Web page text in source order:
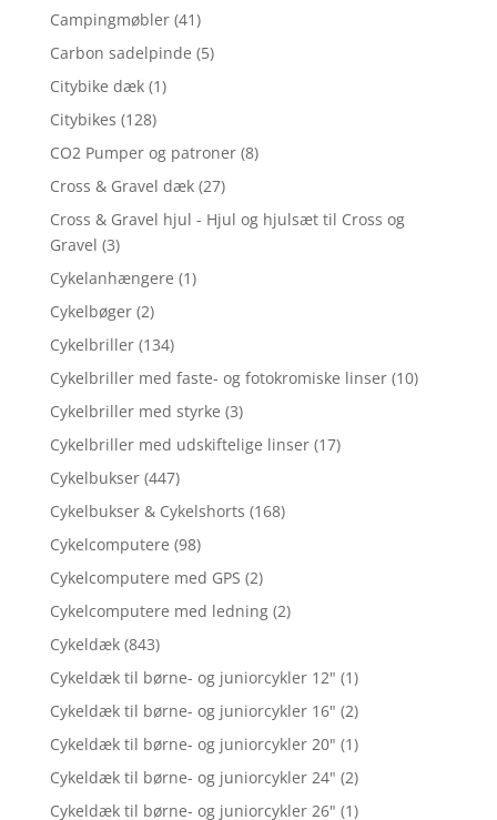
Campingmøbler (41)
Carbon sadelpinde (5)
Citybike dæk (1)
Citybikes (128)
CO2 Pumper og patroner (8)
Cross & Gravel dæk (27)
Cross & Gravel hjul - Hjul og hjulsæt til Cross og
Gravel (3)
Cykelanhængere (1)
Cykelbøger (2)
Cykelbriller (134)
Cykelbriller med faste- og fotokromiske linser (10)
Cykelbriller med styrke (3)
Cykelbriller med udskiftelige linser (17)
Cykelbukser (447)
Cykelbukser & Cykelshorts (168)
Cykelcomputere (98)
Cykelcomputere med GPS (2)
Cykelcomputere med ledning (2)
Cykeldæk (843)
Cykeldæk til børne- og juniorcykler 12" (1)
Cykeldæk til børne- og juniorcykler 16" (2)
Cykeldæk til børne- og juniorcykler 20" (1)
Cykeldæk til børne- og juniorcykler 24" (2)
Cykeldæk til børne- og juniorcykler 26" (1)